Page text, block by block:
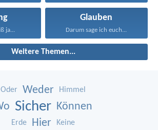
ja...
Glauben
Darum sage ich euch...
Weitere Themen...
Oder Weder Himmel
Sicher Können
Erde Hier Keine